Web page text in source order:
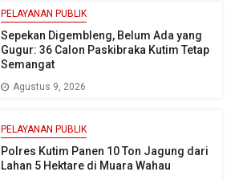
PELAYANAN PUBLIK
Sepekan Digembleng, Belum Ada yang
Gugur: 36 Calon Paskibraka Kutim Tetap
Semangat
Agustus 9, 2026
PELAYANAN PUBLIK
Polres Kutim Panen 10 Ton Jagung dari
Lahan 5 Hektare di Muara Wahau